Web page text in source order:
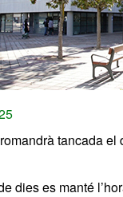
romandrà tancada
dies es manté